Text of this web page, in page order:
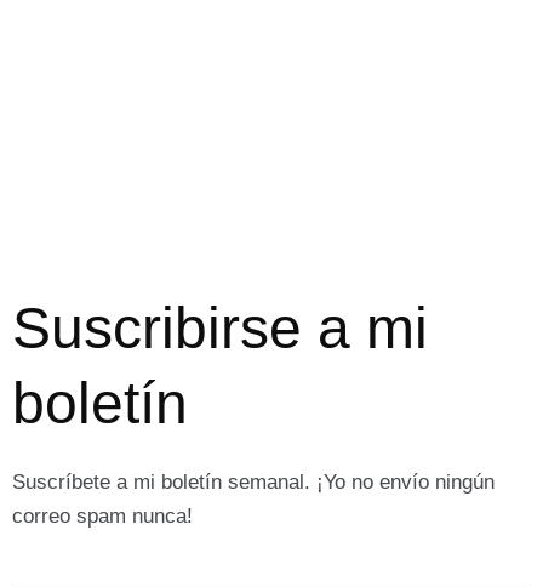
Suscribirse a mi
boletín
Suscríbete a mi boletín semanal. ¡Yo no envío ningún
correo spam nunca!